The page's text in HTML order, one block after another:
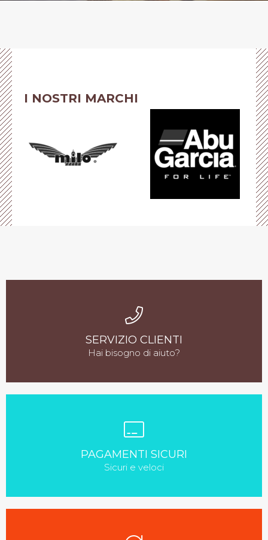
I NOSTRI MARCHI
SERVIZIO CLIENTI
Hai bisogno di aiuto?
PAGAMENTI SICURI
Sicuri e veloci